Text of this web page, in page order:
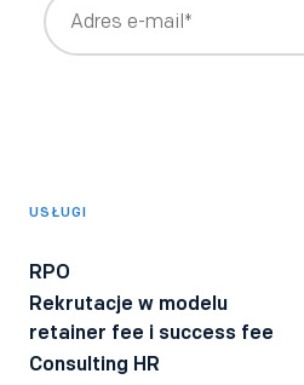
branży.
Wyrażam zgodę na
USŁUGI
RPO
Rekrutacje w modelu
retainer fee i success fee
Consulting HR